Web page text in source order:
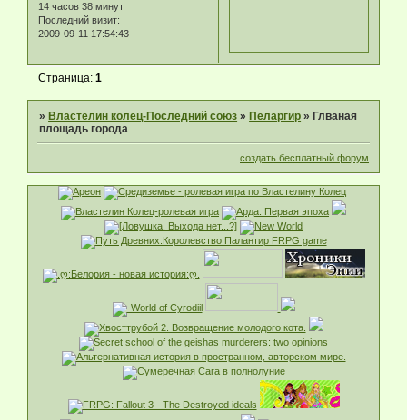
14 часов 38 минут
Последний визит:
2009-09-11 17:54:43
Страница:1
» Властелин колец-Последний союз » Пеларгир » Глваная
площадь города
создать бесплатный форум